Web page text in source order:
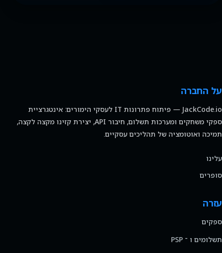
על החברה
JackCode.io — פיתוח פתרונות IT לעסקי הימורים: אינטגרציית
ספקי משחקים ומערכות תשלום, חיבור API, יצירת קזינו מקצה לקצה,
תמיכה ואוטומציה של תהליכים עסקיים.
עלינו
סופרים
עזרה
ספקים
תשלומים ו ־ PSP